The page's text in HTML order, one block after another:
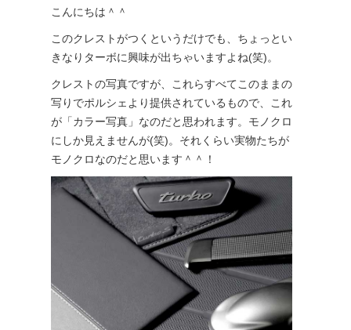
こんにちは＾＾
このクレストがつくというだけでも、ちょっとい
きなりターボに興味が出ちゃいますよね(笑)。
クレストの写真ですが、これらすべてこのままの
写りでポルシェより提供されているもので、これ
が「カラー写真」なのだと思われます。モノクロ
にしか見えませんが(笑)。それくらい実物たちが
モノクロなのだと思います＾＾！